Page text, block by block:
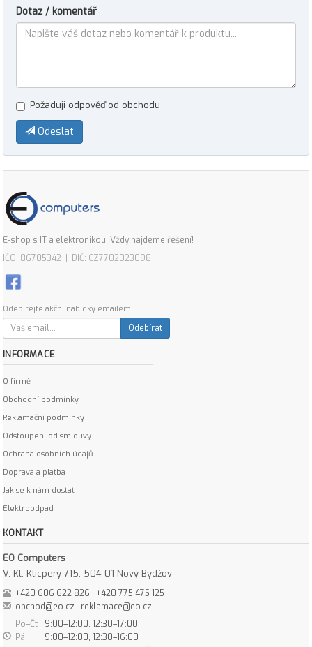
Dotaz / komentář
Požaduji odpověď od obchodu
Odeslat
E-shop s IT a elektronikou. Vždy najdeme řešení!
IČO: 86705342 | DIČ: CZ7702023098
Odebírejte akční nabídky emailem:
Odebírat
INFORMACE
O firmě
Obchodní podmínky
Reklamační podmínky
Odstoupení od smlouvy
Ochrana osobních údajů
Doprava a platba
Jak se k nám dostat
Elektroodpad
KONTAKT
EO Computers
V. Kl. Klicpery 715, 504 01 Nový Bydžov
+420 606 622 826
+420 775 475 125
obchod@eo.cz
reklamace@eo.cz
Po–Čt
9:00–12:00, 12:30–17:00
Pá
9:00–12:00, 12:30–16:00